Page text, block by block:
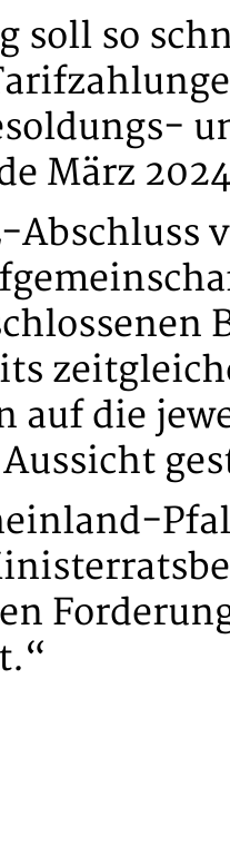
soll so
März
Abschluss
auf die